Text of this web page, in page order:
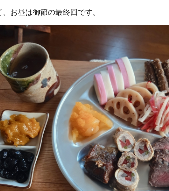
、お昼は御節の最終回です。